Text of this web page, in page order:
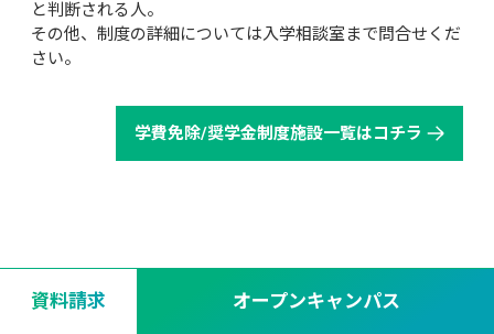
と判断される人。
その他、制度の詳細については入学相談室まで問合せくだ
さい。
学費免除/奨学金制度施設一覧はコチラ
オープンキャンパス
資料請求